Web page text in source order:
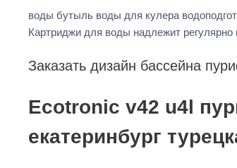
воды бутыль воды для кулера
Картриджи для воды надлежит регулярно
Заказать дизайн бассейна
Ecotronic v42 u4l
екатеринбург